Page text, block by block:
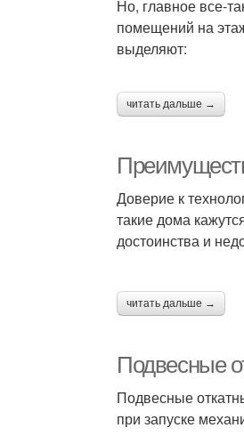
Но, главное все-
помещений на
выделяют:
читать дальше →
Доверие к
такие дома
достоинства и
читать дальше →
Подвесные
Подвесные
при запуске